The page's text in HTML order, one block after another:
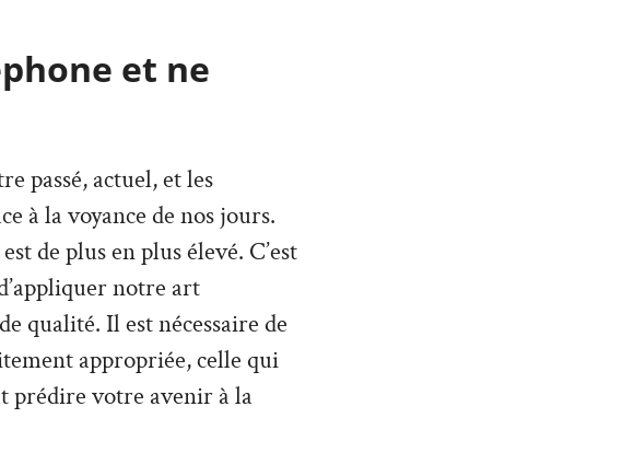
et ne
passé, actuel, et les
à la voyance de nos jours.
de plus en plus élevé. C’est
notre art
qualité. Il est nécessaire de
appropriée, celle qui
prédire votre avenir à la